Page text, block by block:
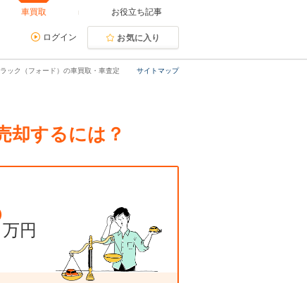
車買取 お役立ち記事
ログイン お気に入り
サイトマップ
ック（フォード）の車買取・車査定
却するには？
万円